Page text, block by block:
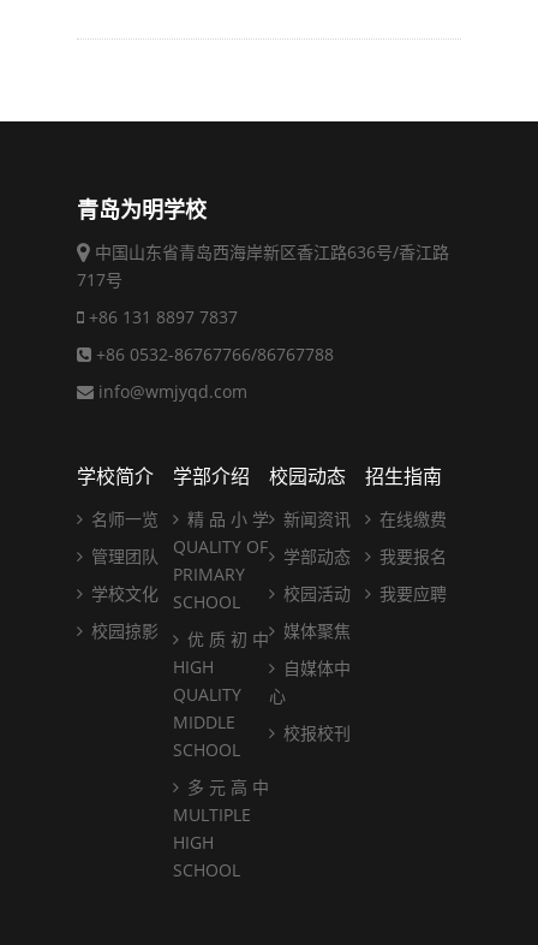
青岛为明学校
中国山东省青岛西海岸新区香江路636号/香江路
717号
+86 131 8897 7837
+86 0532-86767766/86767788
info@wmjyqd.com
学校简介
名师一览
管理团队
学校文化
校园掠影
学部介绍
精 品 小 学
QUALITY OF
PRIMARY
SCHOOL
优 质 初 中
HIGH
QUALITY
MIDDLE
SCHOOL
多 元 高 中
MULTIPLE
HIGH
SCHOOL
校园动态
新闻资讯
学部动态
校园活动
媒体聚焦
自媒体中
心
校报校刊
招生指南
在线缴费
我要报名
我要应聘